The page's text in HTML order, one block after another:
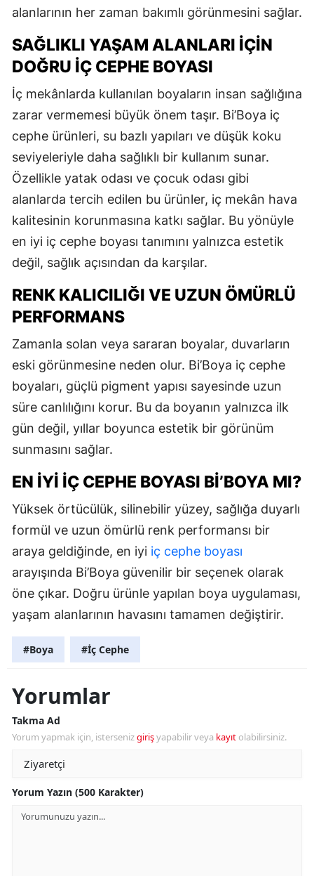
alanlarının her zaman bakımlı görünmesini sağlar.
SAĞLIKLI YAŞAM ALANLARI İÇIN
DOĞRU İÇ CEPHE BOYASI
İç mekânlarda kullanılan boyaların insan sağlığına
zarar vermemesi büyük önem taşır. Bi’Boya iç
cephe ürünleri, su bazlı yapıları ve düşük koku
seviyeleriyle daha sağlıklı bir kullanım sunar.
Özellikle yatak odası ve çocuk odası gibi
alanlarda tercih edilen bu ürünler, iç mekân hava
kalitesinin korunmasına katkı sağlar. Bu yönüyle
en iyi iç cephe boyası tanımını yalnızca estetik
değil, sağlık açısından da karşılar.
RENK KALICILIĞI VE UZUN ÖMÜRLÜ
PERFORMANS
Zamanla solan veya sararan boyalar, duvarların
eski görünmesine neden olur. Bi’Boya iç cephe
boyaları, güçlü pigment yapısı sayesinde uzun
süre canlılığını korur. Bu da boyanın yalnızca ilk
gün değil, yıllar boyunca estetik bir görünüm
sunmasını sağlar.
EN İYI İÇ CEPHE BOYASI BI’BOYA MI?
Yüksek örtücülük, silinebilir yüzey, sağlığa duyarlı
formül ve uzun ömürlü renk performansı bir
araya geldiğinde, en iyi iç cephe boyası
arayışında Bi’Boya güvenilir bir seçenek olarak
öne çıkar. Doğru ürünle yapılan boya uygulaması,
yaşam alanlarının havasını tamamen değiştirir.
#Boya #İç Cephe
Yorumlar
Takma Ad
Yorum yapmak için, istersenizgirişyapabilir veya kayıt olabilirsiniz.
Yorum Yazın (500 Karakter)